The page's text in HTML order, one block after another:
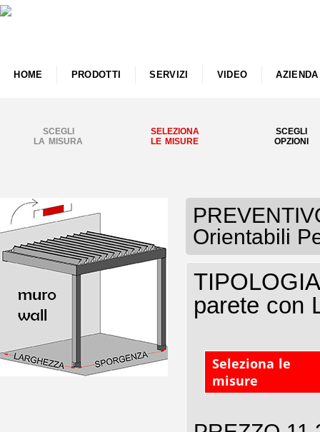
HOME PRODOTTI SERVIZI VIDEO AZIENDA
SCEGLI
LA MISURA
SELEZIONA
LE MISURE
SCEGLI
OPZIONI
Orientabili
parete con
Seleziona le
misure